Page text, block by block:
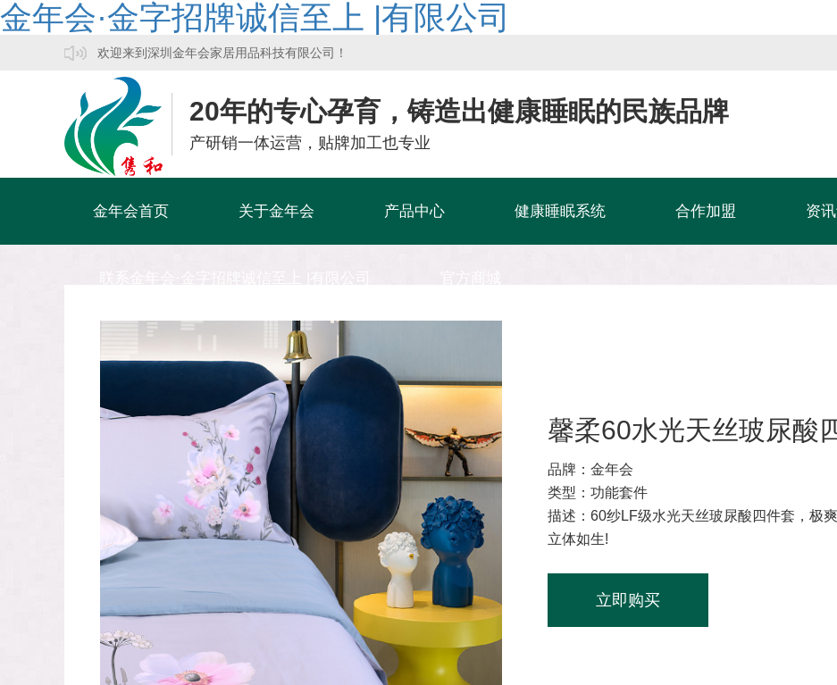
金年会·金字招牌诚信至上 |有限公司
欢迎来到深圳金年会家居用品科技有限公司！
20年的专心孕育，铸造出健康睡眠的民族品牌
产研销一体运营，贴牌加工也专业
金年会首页 关于金年会 产品中心 健康睡眠系统 合作加盟 资
联系金年会·金字招牌诚信至上 |有限公司
馨柔60水光天丝玻尿酸
品牌：金年会
类型：功能套件
描述：60纱LF级水光天丝玻尿酸四件套，极
立体如生!
立即购买